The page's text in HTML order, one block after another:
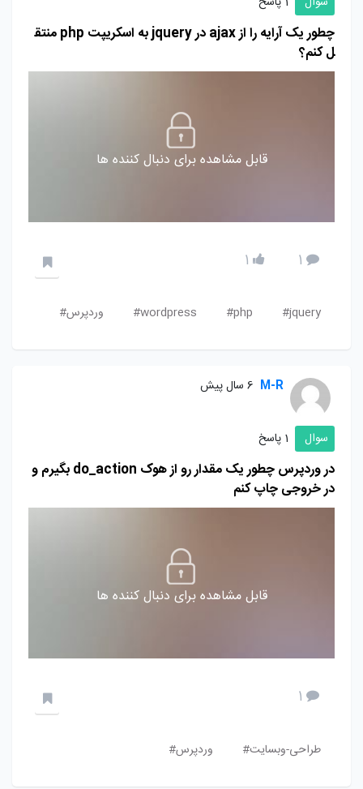
چطور یک آرایه را از ajax در jquery به اسکریپت php منتق
ل کنم؟
قابل مشاهده برای دنبال کننده ها
1
1
jquery#
php#
wordpress# وردپرس#
M-R 6 سال پیش
سوال 1 پاسخ
در وردپرس چطور یک مقدار رو از هوک do_action بگیرم و
در خروجی چاپ کنم
قابل مشاهده برای دنبال کننده ها
1
طراحی-وبسایت# وردپرس#